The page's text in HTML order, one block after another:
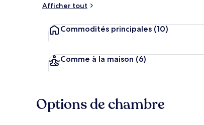
Afficher tout
Commodités principales (10)
Comme à la maison (6)
Options de chambre